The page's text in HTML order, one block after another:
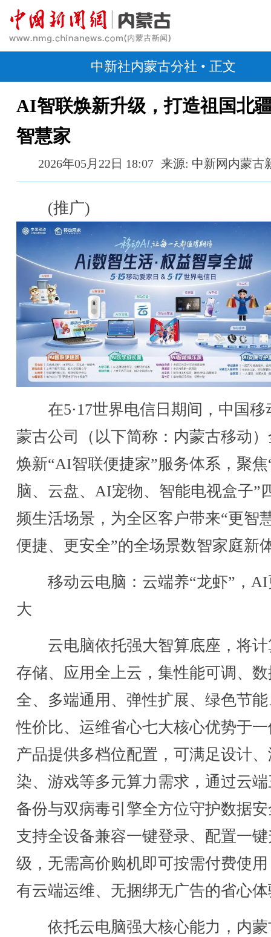
中新社内蒙古分社 • 正文
AI智联焕新升级，打造祖国北
智慧家
2026年05月22日 18:07 来源: 中新网内蒙古
(推广)
在5·17世界电信日期间，中国移
蒙古公司（以下简称：内蒙古移动
焕新“AI智联便捷家”服务体系，聚焦
脑、云盘、AI宠物、智能电视盒子”
频生活场景，为全区客户带来“更智
便捷、更安全”的全场景数智家庭新
移动云电脑：云端养“龙虾”，AI
大
云电脑依托强大智算底座，将计
存储、应用全上云，集性能可调、
全、多端通用、弹性扩展、绿色节
性价比、运维省心七大核心优势于
产品提供多档位配置，可满足设计
染、游戏等多元算力需求，通过云
备份与双病毒引擎全方位守护数据
支持全设备兼容一键登录、配置一
级，无需高价购机即可按需付费使
有云端运维、无捆绑无广告的省心
依托云电脑强大核心能力，内蒙